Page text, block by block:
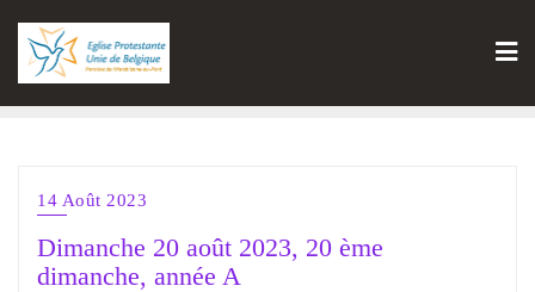
14 Août 2023
Dimanche 20 août 2023, 20 ème
dimanche, année A